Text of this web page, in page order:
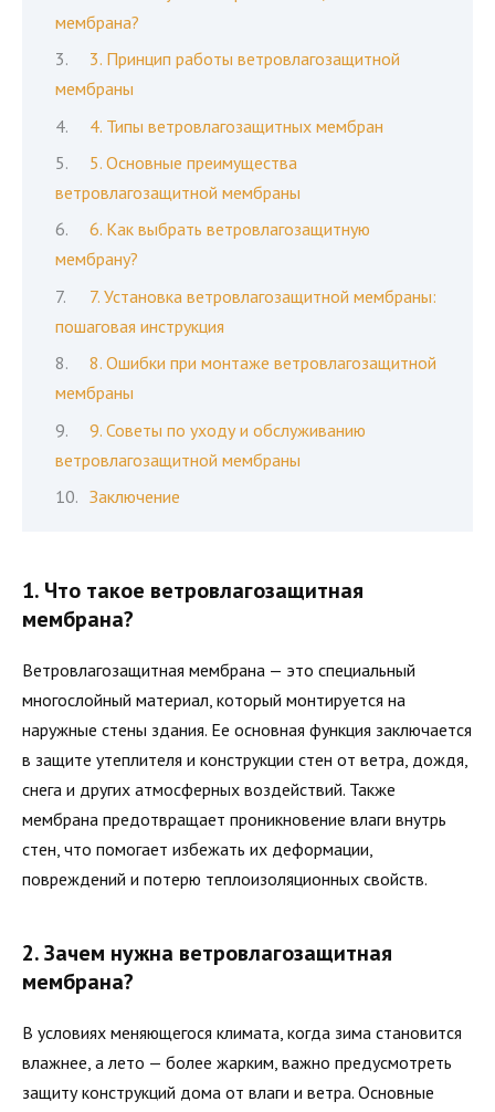
мембрана?
3. Принцип работы ветровлагозащитной
мембраны
4. Типы ветровлагозащитных мембран
5. Основные преимущества
ветровлагозащитной мембраны
6. Как выбрать ветровлагозащитную
мембрану?
7. Установка ветровлагозащитной мембраны:
пошаговая инструкция
8. Ошибки при монтаже ветровлагозащитной
мембраны
9. Советы по уходу и обслуживанию
ветровлагозащитной мембраны
Заключение
1. Что такое ветровлагозащитная
мембрана?
Ветровлагозащитная мембрана — это специальный
многослойный материал, который монтируется на
наружные стены здания. Ее основная функция заключается
в защите утеплителя и конструкции стен от ветра, дождя,
снега и других атмосферных воздействий. Также
мембрана предотвращает проникновение влаги внутрь
стен, что помогает избежать их деформации,
повреждений и потерю теплоизоляционных свойств.
2. Зачем нужна ветровлагозащитная
мембрана?
В условиях меняющегося климата, когда зима становится
влажнее, а лето — более жарким, важно предусмотреть
защиту конструкций дома от влаги и ветра. Основные